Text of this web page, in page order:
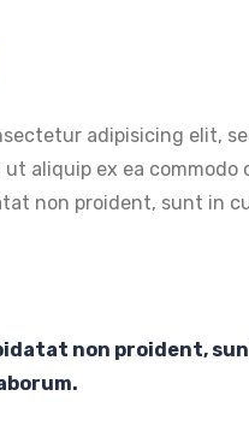
adipisicing elit,
aliquip ex ea
non proident, sunt in
non proident,